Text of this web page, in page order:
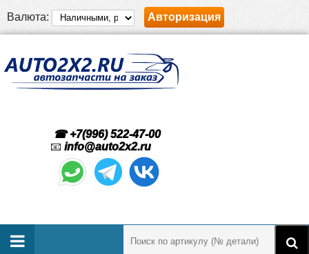
Валюта: Авторизация
☎ +7(996) 522-47-00
📧 info@auto2x2.ru